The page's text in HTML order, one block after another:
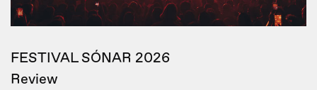
FESTIVAL SÓNAR 2026
Review